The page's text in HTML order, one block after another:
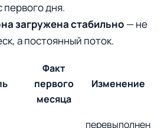
первого дня.
загружена стабильно — не
а постоянный поток.
Факт
первого
месяца
Изменение
перевыполнен